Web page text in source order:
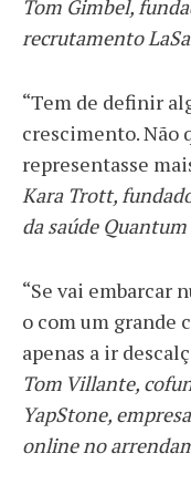
Tom Gimbel,
recrutamento
“Tem de definir
crescimento. Não
representasse
Kara Trott,
da saúde
“Se vai embarcar
o com um grande
apenas a ir
Tom Villante,
YapStone,
online no